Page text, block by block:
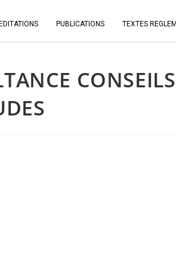
PUBLICATIONS TEXTES
CONSEILS